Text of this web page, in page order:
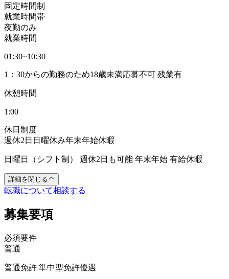
固定時間制
就業時間帯
夜勤のみ
就業時間
01:30~10:30
1：30からの勤務のため18歳未満応募不可 残業有
休憩時間
1:00
休日制度
週休2日 日曜休み年末年始休暇
日曜日（シフト制） 週休2日も可能 年末年始 有給休暇
詳細を閉じる
転職について相談する
募集要項
必須要件
普通
普通免許 準中型免許優遇